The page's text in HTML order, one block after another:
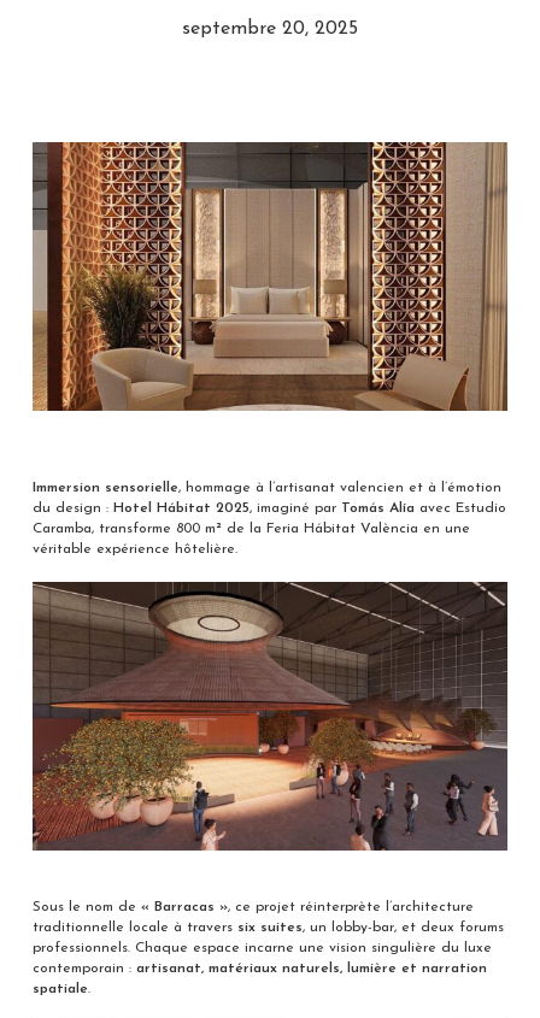
septembre 20, 2025
Immersion sensorielle, hommage à l’artisanat valencien et à l’émotion
du design : Hotel Hábitat 2025, imaginé par Tomás Alía avec Estudio
Caramba, transforme 800 m² de la Feria Hábitat València en une
véritable expérience hôtelière.
Sous le nom de « Barracas », ce projet réinterprète l’architecture
traditionnelle locale à travers six suites, un lobby-bar, et deux forums
professionnels. Chaque espace incarne une vision singulière du luxe
contemporain : artisanat, matériaux naturels, lumière et narration
spatiale.